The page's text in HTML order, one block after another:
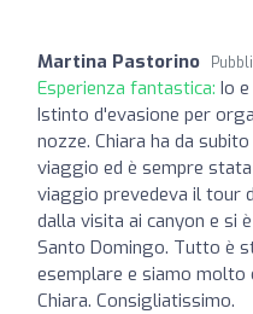
Martina Pastorino
Esperienza fantastica: Io
Istinto d'evasione per
nozze. Chiara ha da
viaggio ed è sempre
viaggio prevedeva il tour
dalla visita ai canyon e si
Santo Domingo. Tutto è
esemplare e siamo
Chiara. Consigliatissimo.